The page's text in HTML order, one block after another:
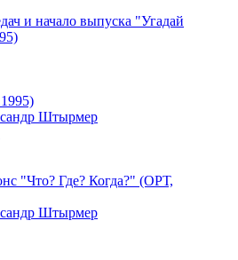
и начало выпуска "Угадай
Штырмер
"Что? Где? Когда?" (ОРТ,
Штырмер